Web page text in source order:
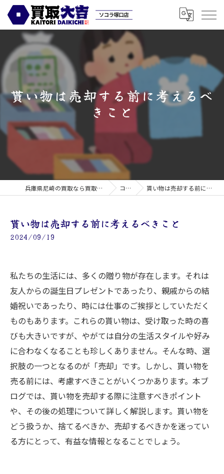
貰い物は売却する前に考えるべ
きこと
兵庫県尼崎の買取なら買取大吉ソコラ塚口店 コラム 貰い物は売却する前に考えるべきこと
貰い物は売却する前に考えるべきこと
2024/09/19
私たちの生活には、多くの贈り物が存在します。それは
友人からの誕生日プレゼントであったり、親戚からの結
婚祝いであったり、時には仕事のご挨拶としていただく
ものもあります。これらの貰い物は、受け取った時の喜
びも大きいですが、やがては自分の生活スタイルや好み
に合わなくなることも珍しくありません。そんな時、選
択肢の一つとなるのが「売却」です。しかし、貰い物を
売る前には、考慮すべきことがいくつかあります。本ブ
ログでは、貰い物を売却する際に注意すべきポイント
や、その後の処理について詳しく解説します。貰い物を
どう扱うか、捨てるべきか、売却するべきかを迷ってい
る方にとって、有益な情報となることでしょう。